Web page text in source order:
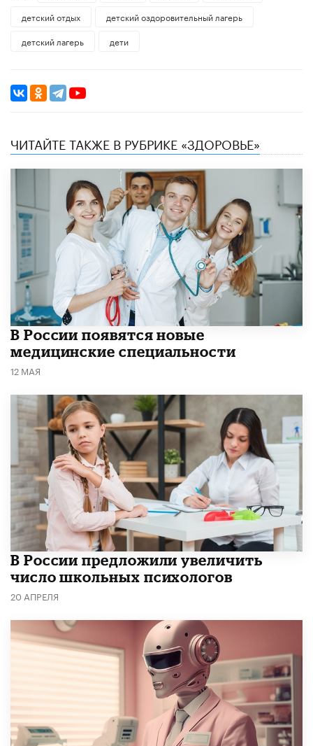
детский отдых
детский оздоровительный лагерь
детский лагерь
дети
ЧИТАЙТЕ ТАКЖЕ В РУБРИКЕ «ЗДОРОВЬЕ»
В России появятся новые
медицинские специальности
12 МАЯ
В России предложили увеличить
число школьных психологов
20 АПРЕЛЯ